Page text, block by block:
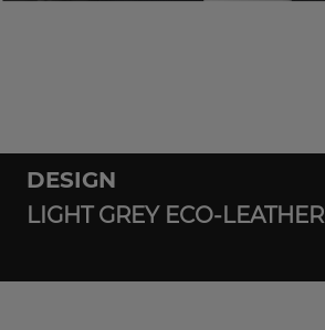
DESIGN
LIGHT GREY ECO-LEATHER